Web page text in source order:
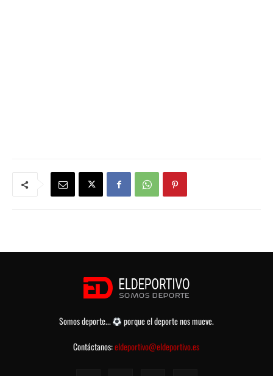
Somos deporte...
porque el deporte nos mueve.
Contáctanos:eldeportivo@eldeportivo.es